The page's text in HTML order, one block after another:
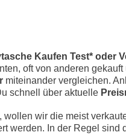
Kaufen Test* oder
oft von anderen
miteinander vergleichen.
schnell über aktuelle
wir die meist
werden. In der Regel sind